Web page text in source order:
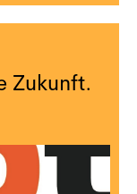
Zukunft.